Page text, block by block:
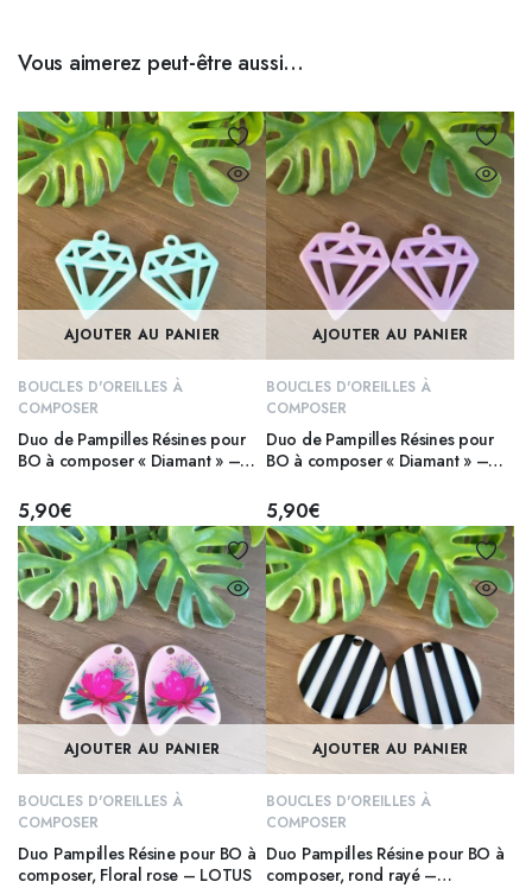
Vous aimerez peut-être aussi…
AJOUTER AU PANIER
BOUCLES D'OREILLES À
COMPOSER
Duo de Pampilles Résines pour
BO à composer « Diamant » –
5,90€
AJOUTER AU PANIER
BOUCLES D'OREILLES À
COMPOSER
Duo de Pampilles Résines pour
BO à composer « Diamant » –
5,90€
AJOUTER AU PANIER
BOUCLES D'OREILLES À
COMPOSER
Duo Pampilles Résine pour BO à
composer, Floral rose – LOTUS
AJOUTER AU PANIER
BOUCLES D'OREILLES À
COMPOSER
Duo Pampilles Résine pour BO à
composer, rond rayé –